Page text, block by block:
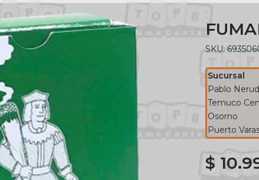
SKU:
Sucursal
Pablo
Temuco
Osorno
Puerto
$